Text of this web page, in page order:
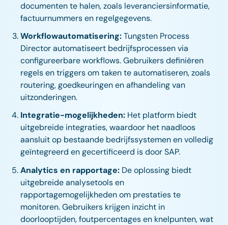
documenten te halen, zoals leveranciersinformatie,
factuurnummers en regelgegevens.
Workflowautomatisering:Tungsten Process
Director automatiseert bedrijfsprocessen via
configureerbare workflows. Gebruikers definiëren
regels en triggers om taken te automatiseren, zoals
routering, goedkeuringen en afhandeling van
uitzonderingen.
Integratie-mogelijkheden: Het platform biedt
uitgebreide integraties, waardoor het naadloos
aansluit op bestaande bedrijfssystemen en volledig
geïntegreerd en gecertificeerd is door SAP.
Analytics en rapportage: De oplossing biedt
uitgebreide analysetools en
rapportagemogelijkheden om prestaties te
monitoren. Gebruikers krijgen inzicht in
doorlooptijden, foutpercentages en knelpunten, wat